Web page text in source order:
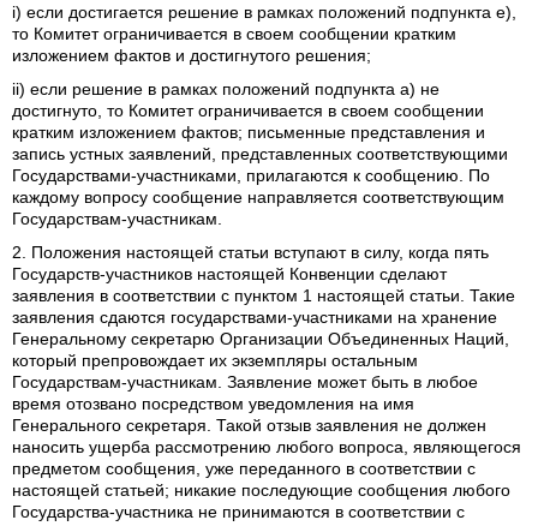
i) если достигается решение в рамках положений подпункта е),
то Комитет ограничивается в своем сообщении кратким
изложением фактов и достигнутого решения;
ii) если решение в рамках положений подпункта а) не
достигнуто, то Комитет ограничивается в своем сообщении
кратким изложением фактов; письменные представления и
запись устных заявлений, представленных соответствующими
Государствами-участниками, прилагаются к сообщению. По
каждому вопросу сообщение направляется соответствующим
Государствам-участникам.
2. Положения настоящей статьи вступают в силу, когда пять
Государств-участников настоящей Конвенции сделают
заявления в соответствии с пунктом 1 настоящей статьи. Такие
заявления сдаются государствами-участниками на хранение
Генеральному секретарю Организации Объединенных Наций,
который препровождает их экземпляры остальным
Государствам-участникам. Заявление может быть в любое
время отозвано посредством уведомления на имя
Генерального секретаря. Такой отзыв заявления не должен
наносить ущерба рассмотрению любого вопроса, являющегося
предметом сообщения, уже переданного в соответствии с
настоящей статьей; никакие последующие сообщения любого
Государства-участника не принимаются в соответствии с